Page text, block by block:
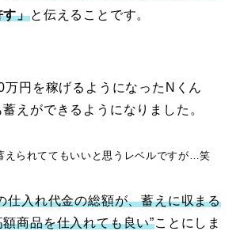
す」と伝えることです。
万円を稼げるようになったNくん
えができるようになりました。
えられててもいいと思うレベルですが…笑
仕入れ代金の総額が、蓄えに収まる
額商品を仕入れても良い”ことにしま